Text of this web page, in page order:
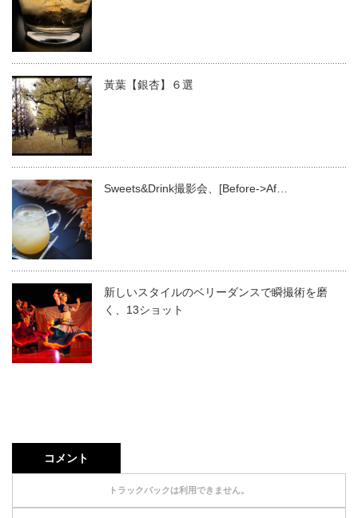
黃葉【銀杏】６選
Sweets&Drink撮影会、[Before->Af…
新しいスタイルのベリーダンスで瞬撮術を磨
く、13ショット
コメント
トラックバックは利用できません。